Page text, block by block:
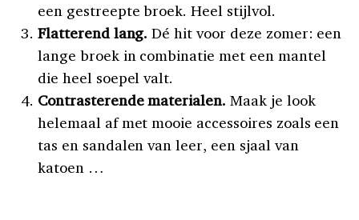
een gestreepte broek. Heel stijlvol.
Flatterend lang. Dé hit voor deze zomer: een
lange broek in combinatie met een mantel
die heel soepel valt.
Contrasterende materialen. Maak je look
helemaal af met mooie accessoires zoals een
tas en sandalen van leer, een sjaal van
katoen …